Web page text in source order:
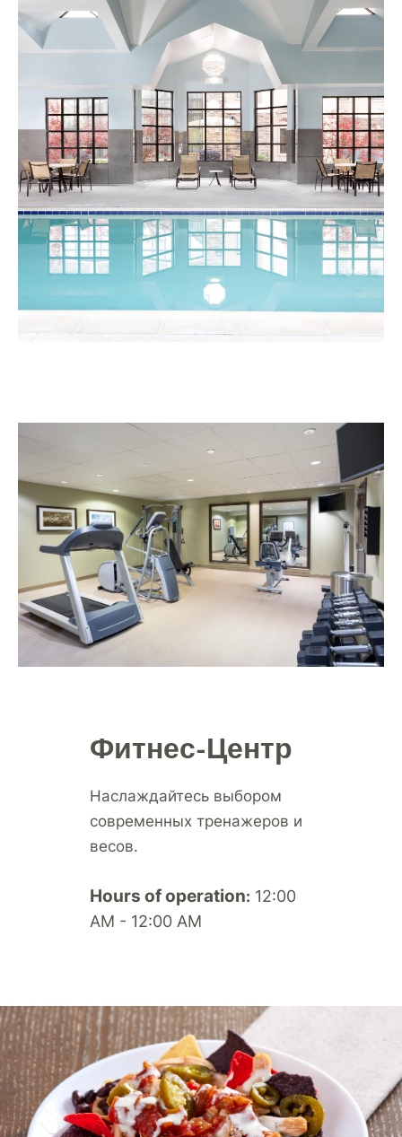
Фитнес-Центр
Наслаждайтесь выбором
современных тренажеров и
весов.
Hours of operation: 12:00
AM - 12:00 AM